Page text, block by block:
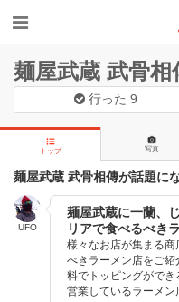
麺屋武蔵 武骨相
行った9
トップ 写真
麺屋武蔵 武骨相傳が話題に
UFO
麺屋武蔵に一蘭、
リアで食べるべき
様々なお店が集まる
べきラーメン店をご
料でトッピングがで
営業しているラーメン